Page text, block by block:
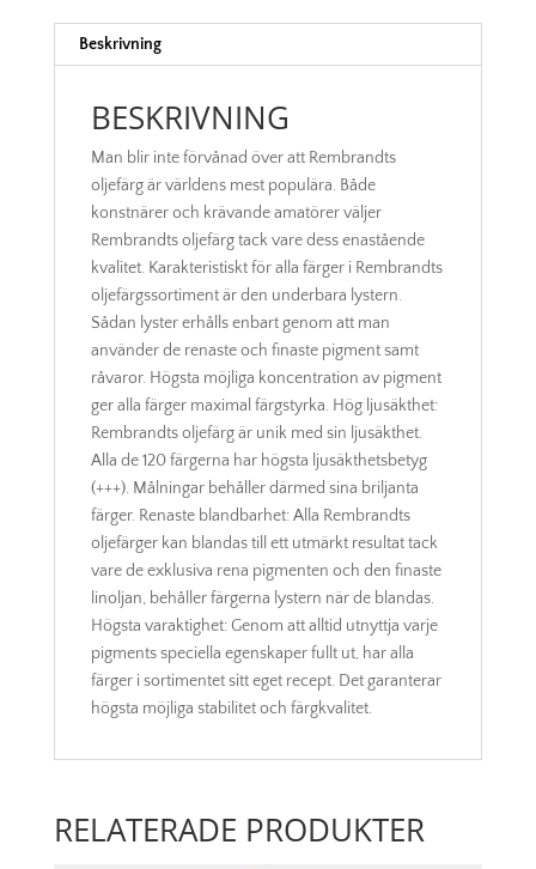
Beskrivning
BESKRIVNING
Man blir inte förvånad över att Rembrandts
oljefärg är världens mest populära. Både
konstnärer och krävande amatörer väljer
Rembrandts oljefärg tack vare dess enastående
kvalitet. Karakteristiskt för alla färger i Rembrandts
oljefärgssortiment är den underbara lystern.
Sådan lyster erhålls enbart genom att man
använder de renaste och finaste pigment samt
råvaror. Högsta möjliga koncentration av pigment
ger alla färger maximal färgstyrka. Hög ljusäkthet:
Rembrandts oljefärg är unik med sin ljusäkthet.
Alla de 120 färgerna har högsta ljusäkthetsbetyg
(+++). Målningar behåller därmed sina briljanta
färger. Renaste blandbarhet: Alla Rembrandts
oljefärger kan blandas till ett utmärkt resultat tack
vare de exklusiva rena pigmenten och den finaste
linoljan, behåller färgerna lystern när de blandas.
Högsta varaktighet: Genom att alltid utnyttja varje
pigments speciella egenskaper fullt ut, har alla
färger i sortimentet sitt eget recept. Det garanterar
högsta möjliga stabilitet och färgkvalitet.
RELATERADE PRODUKTER